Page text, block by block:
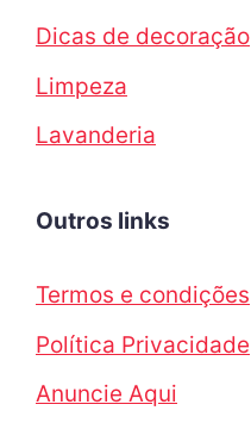
Dicas de decoração
Limpeza
Lavanderia
Outros links
Termos e condições
Política Privacidade
Anuncie Aqui